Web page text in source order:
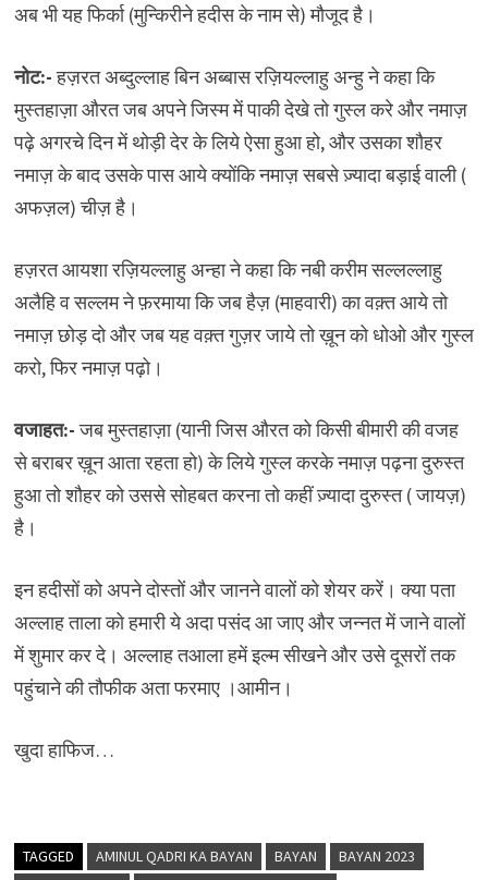
अब भी यह फिर्का (मुन्किरीने हदीस के नाम से) मौजूद है।
नोट:-हज़रत अब्दुल्लाह बिन अब्बास रज़ियल्लाहु अन्हु ने कहा कि
मुस्तहाज़ा औरत जब अपने जिस्म में पाकी देखे तो गुस्ल करे और नमाज़
पढ़े अगरचे दिन में थोड़ी देर के लिये ऐसा हुआ हो, और उसका शौहर
नमाज़ के बाद उसके पास आये क्योंकि नमाज़ सबसे ज़्यादा बड़ाई वाली (
अफज़ल) चीज़ है।
हज़रत आयशा रज़ियल्लाहु अन्हा ने कहा कि नबी करीम सल्लल्लाहु
अलैहि व सल्लम ने फ़रमाया कि जब हैज़ (माहवारी) का वक़्त आये तो
नमाज़ छोड़ दो और जब यह वक़्त गुज़र जाये तो ख़ून को धोओ और गुस्ल
करो, फिर नमाज़ पढ़ो।
वजाहत:-जब मुस्तहाज़ा (यानी जिस औरत को किसी बीमारी की वजह
से बराबर ख़ून आता रहता हो) के लिये गुस्ल करके नमाज़ पढ़ना दुरुस्त
हुआ तो शौहर को उससे सोहबत करना तो कहीं ज़्यादा दुरुस्त ( जायज़)
है।
इन हदीसों को अपने दोस्तों और जानने वालों को शेयर करें। क्या पता
अल्लाह ताला को हमारी ये अदा पसंद आ जाए और जन्नत में जाने वालों
में शुमार कर दे। अल्लाह तआला हमें इल्म सीखने और उसे दूसरों तक
पहुंचाने की तौफीक अता फरमाए ।आमीन।
खुदा हाफिज…
TAGGED AMINUL QADRI KA BAYAN BAYAN
BAYAN 2023